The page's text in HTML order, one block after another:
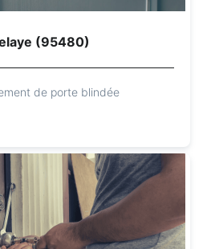
(95480)
de porte blindée